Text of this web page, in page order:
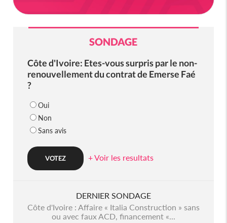
SONDAGE
Côte d'Ivoire: Etes-vous surpris par le non-
renouvellement du contrat de Emerse Faé
?
Oui
Non
Sans avis
+ Voir les resultats
DERNIER SONDAGE
Côte d'Ivoire : Affaire « Italia Construction » sans
ou avec faux ACD, financement «...